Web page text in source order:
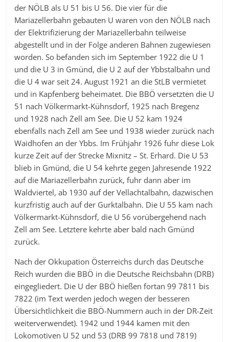
der NÖLB als U 51 bis U 56. Die vier für die
Mariazellerbahn gebauten U waren von den NÖLB nach
der Elektrifizierung der Mariazellerbahn teilweise
abgestellt und in der Folge anderen Bahnen zugewiesen
worden. So befanden sich im September 1922 die U 1
und die U 3 in Gmünd, die U 2 auf der Ybbstalbahn und
die U 4 war seit 24. August 1921 an die StLB vermietet
und in Kapfenberg beheimatet. Die BBÖ versetzten die U
51 nach Völkermarkt-Kühnsdorf, 1925 nach Bregenz
und 1928 nach Zell am See. Die U 52 kam 1924
ebenfalls nach Zell am See und 1938 wieder zurück nach
Waidhofen an der Ybbs. Im Frühjahr 1926 fuhr diese Lok
kurze Zeit auf der Strecke Mixnitz – St. Erhard. Die U 53
blieb in Gmünd, die U 54 kehrte gegen Jahresende 1922
auf die Mariazellerbahn zurück, fuhr dann aber im
Waldviertel, ab 1930 auf der Vellachtalbahn, dazwischen
kurzfristig auch auf der Gurktalbahn. Die U 55 kam nach
Völkermarkt-Kühnsdorf, die U 56 vorübergehend nach
Zell am See. Letztere kehrte aber bald nach Gmünd
zurück.
Nach der Okkupation Österreichs durch das Deutsche
Reich wurden die BBÖ in die Deutsche Reichsbahn (DRB)
eingegliedert. Die U der BBÖ hießen fortan 99 7811 bis
7822 (im Text werden jedoch wegen der besseren
Übersichtlichkeit die BBÖ-Nummern auch in der DR-Zeit
weiterverwendet). 1942 und 1944 kamen mit den
Lokomotiven U 52 und 53 (DRB 99 7818 und 7819)